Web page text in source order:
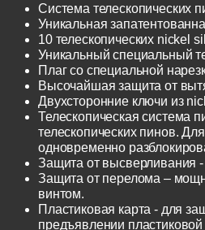
Система телескопических
Уникальная
10 телескопических nickel
Уникальный специальный
Плаг со специальной
Высочайшая защита от
Двухсторонние ключи из
Телескопическая система
телескопических пинов.
одновременно
Защита от высверливания -
Защита от перелома –
винтом.
Пластиковая карта - для
предъявлении